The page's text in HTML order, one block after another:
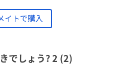
イトで購入
でしょう? 2 (2)